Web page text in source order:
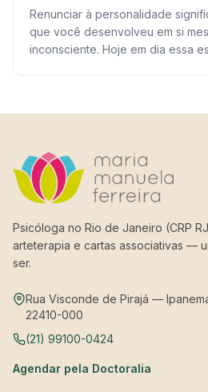
Renunciar à personalidade
que você desenvolveu em si
inconsciente. Hoje em dia essa
Psicóloga no Rio de Janeiro (CRP
arteterapia e cartas associativas —
ser.
Rua Visconde de Pirajá —
22410-000
(21) 99100-0424
Agendar pela Doctoralia